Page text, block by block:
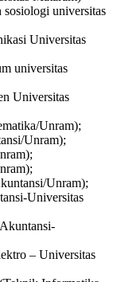
universitas
Universitas
universitas
Universitas
Unram);
Unram);
Unram);
Universitas
– Universitas